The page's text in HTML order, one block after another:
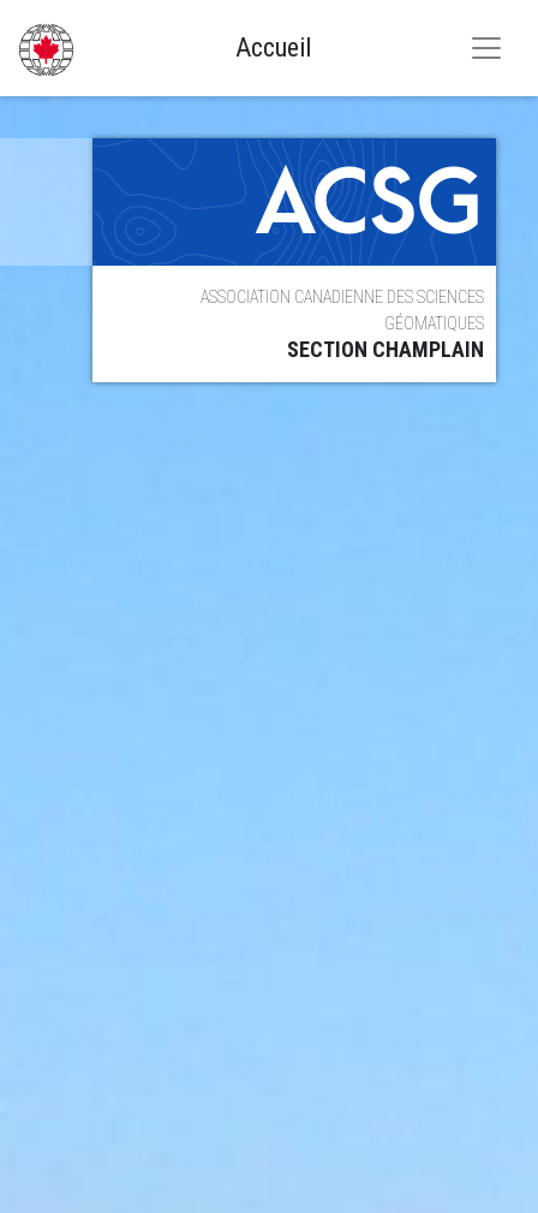
Accueil
L'ASSOCIATION
ÉVÉNEMENTS
GÉOREPERTOIRE
ACSG
ASSOCIATION CANADIENNE DES SCIENCES
GÉOMATIQUES
SECTION CHAMPLAIN